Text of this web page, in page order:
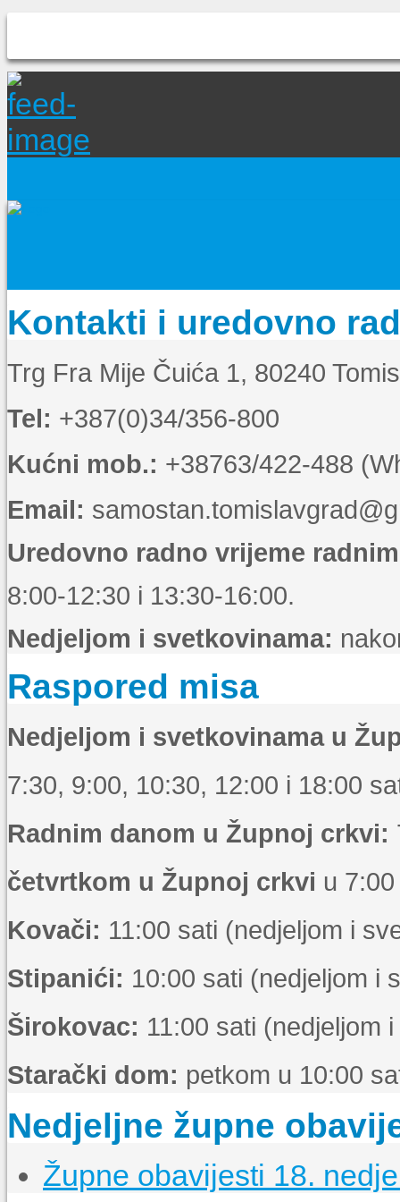
Kontakti i uredovno
Trg Fra Mije Čuića 1, 80240
Tel: +387(0)34/356-800
Kućni mob.: +38763/422-488
Email:
Uredovno radno vrijeme
8:00-12:30 i 13:30-16:00.
Nedjeljom i svetkovinama:
Raspored misa
Nedjeljom i svetkovinama u
7:30, 9:00, 10:30, 12:00 i 18:00
Radnim danom u Župnoj crkvi:
četvrtkom u Župnoj crkvi u
Kovači: 11:00 sati (nedjeljom i
Stipanići: 10:00 sati (nedjeljom i
Širokovac: 11:00 sati (nedjeljom
Starački dom: petkom u 10:00
Nedjeljne župne
Župne obavijesti 18.